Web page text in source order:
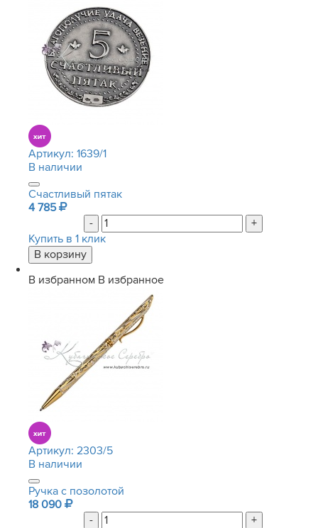
Артикул: 1639/1
В наличии
Счастливый пятак
4 785
-
+
Купить в 1 клик
В избранном В избранное
Артикул: 2303/5
В наличии
Ручка с позолотой
18 090
-
+